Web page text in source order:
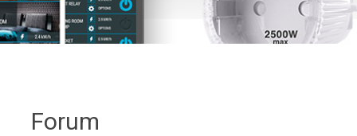
Forum